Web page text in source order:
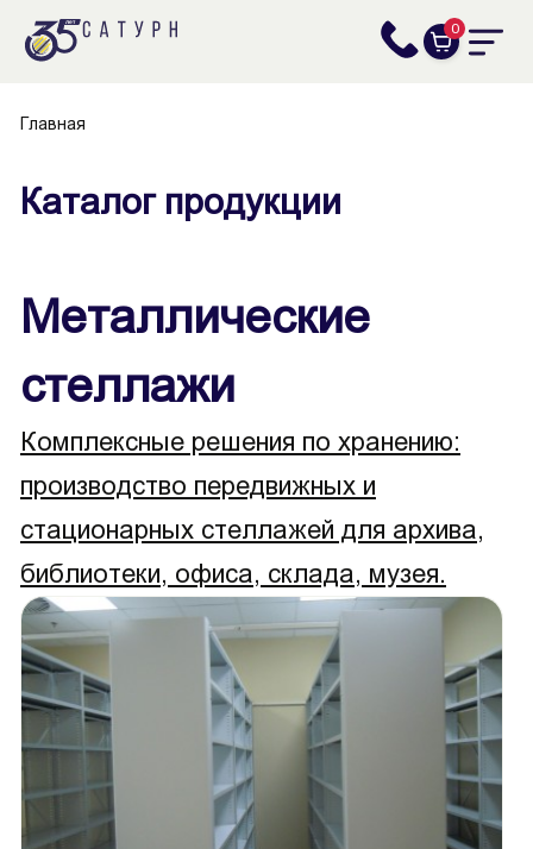
0
Главная
Каталог продукции
Металлические
стеллажи
Комплексные решения по хранению:
производство передвижных и
стационарных стеллажей для архива,
библиотеки, офиса, склада, музея.